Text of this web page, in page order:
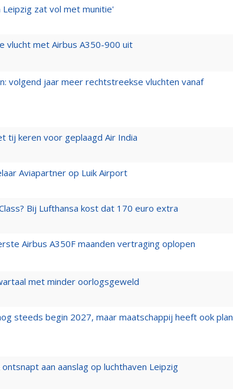
zat vol met munitie'
vlucht met Airbus A350-900 uit
volgend jaar meer rechtstreekse vluchten vanaf
tij keren voor geplaagd Air India
Aviapartner op Luik Airport
Bij Lufthansa kost dat 170 euro extra
Airbus A350F maanden vertraging oplopen
met minder oorlogsgeweld
steeds begin 2027, maar maatschappij heeft ook plan
aan aanslag op luchthaven Leipzig